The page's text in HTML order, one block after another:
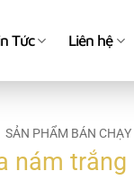
Tức Liên hệ
SẢN PHẨM BÁN CHẠY
nám